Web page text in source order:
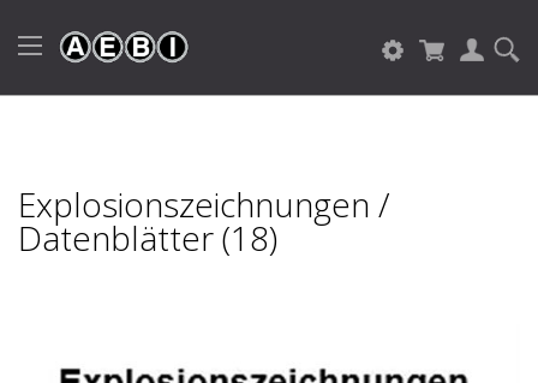
Explosionszeichnungen /
Datenblätter (18)